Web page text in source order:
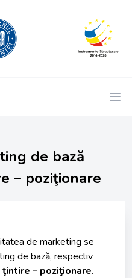
de bază
– poziţionare
de marketing se
de bază, respectiv
– poziţionare.